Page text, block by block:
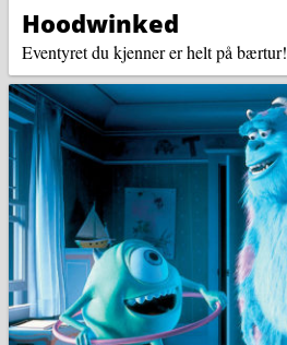
Hoodwinked
Eventyret du kjenner er helt på bærtur!